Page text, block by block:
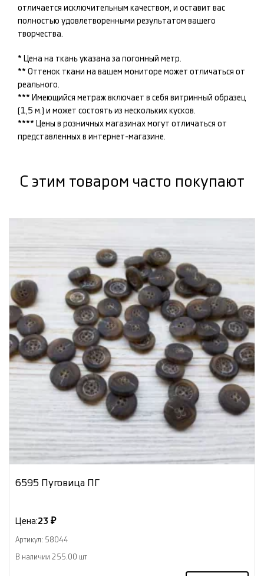
отличается исключительным качеством, и оставит вас
полностью удовлетворенными результатом вашего
творчества.
* Цена на ткань указана за погонный метр.
** Оттенок ткани на вашем мониторе может отличаться от
реального.
*** Имеющийся метраж включает в себя витринный образец
(1,5 м.) и может состоять из нескольких кусков.
**** Цены в розничных магазинах могут отличаться от
представленных в интернет-магазине.
С этим товаром часто покупают
6595 Пуговица ПГ
Цена:23 ₽
Артикул: 58044
В наличии 255.00 шт